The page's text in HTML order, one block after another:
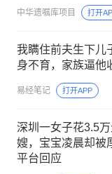
中华遗嘱库项目 打开
我瞒住前夫生下儿
身不育，家族逼他
易经笔记 打开APP
深圳一女子花3.5万
嫂，宝宝凌晨却被
平台回应